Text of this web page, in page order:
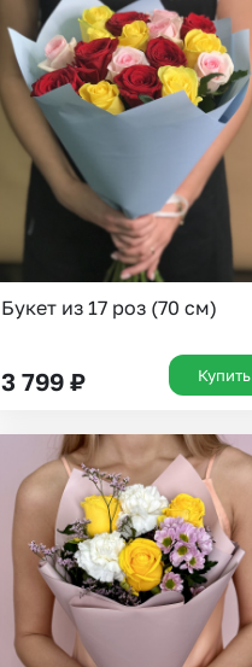
Букет из 17 роз (70 см)
3 799 ₽ Купить